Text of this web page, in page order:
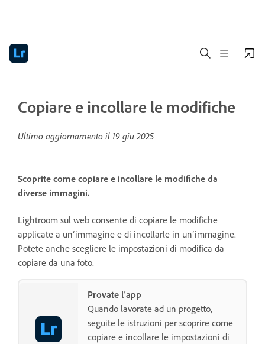
Copiare e incollare le modifiche
Ultimo aggiornamento il 19 giu 2025
Scoprite come copiare e incollare le modifiche da
diverse immagini.
Lightroom sul web consente di copiare le modifiche
applicate a un’immagine e di incollarle in un’immagine.
Potete anche scegliere le impostazioni di modifica da
copiare da una foto.
Provate l’app
Quando lavorate ad un progetto,
seguite le istruzioni per scoprire come
copiare e incollare le impostazioni di